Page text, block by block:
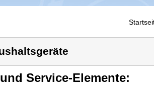
Service-Elemente: